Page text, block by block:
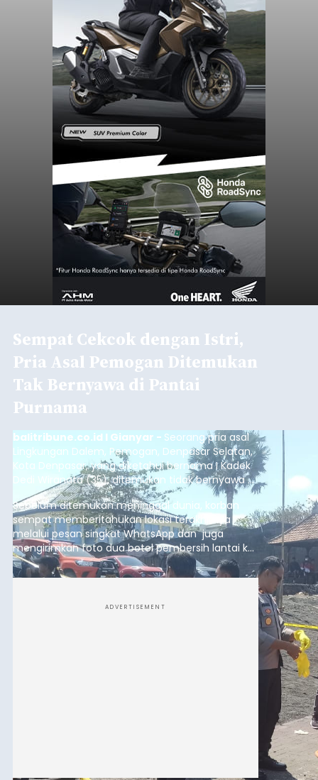
Sempat Cekcok dengan Istri,
Pria Asal Pemogan Ditemukan
Tak Bernyawa di Pantai
Purnama
balitribune.co.id I Gianyar - Seorang pria asal
Lingkungan Dalem, Pemogan, Denpasar Selatan,
Kota Denpasar, yang diketahui bernama I Kadek
Dedi Wiranata (35), ditemukan tidak bernyawa di
pesisir Pantai Purnama, Sukawati.
Sebelum ditemukan meninggal dunia, korban
sempat memberitahukan lokasi terakhirnya
melalui pesan singkat WhatsApp dan juga
mengirimkan foto dua botol pembersih lantai ke
istrinya.
ADVERTISEMENT